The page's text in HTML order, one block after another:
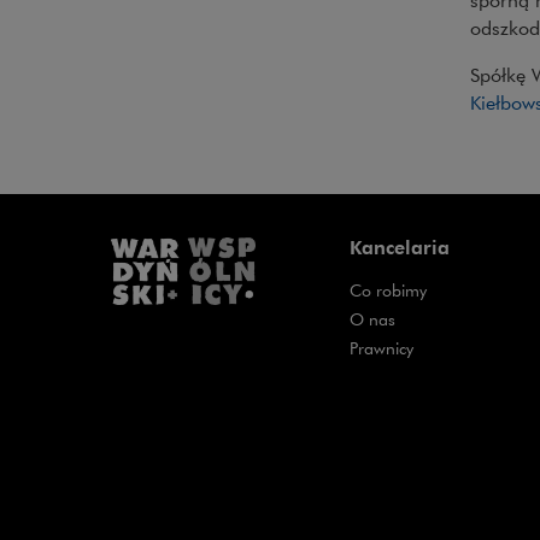
Spółkę
Kancelaria
Co robimy
O nas
Prawnicy